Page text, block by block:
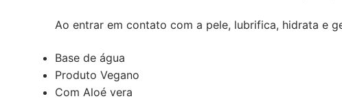
Ao entrar em contato com a pele, lubrifica, hidrata e
Base de água
Produto Vegano
Com Aloé vera